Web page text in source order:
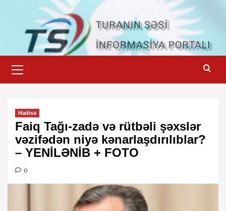
content
Menu
Hadisə
Faiq Tağı-zadə və rütbəli şəxslər
vəzifədən niyə kənarlaşdırılıblar?
– YENİLƏNİB + FOTO
0